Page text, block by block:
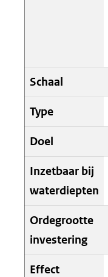
Schaal
Type
Doel
Inzetbaar bij
waterdiepten
Ordegrootte
investering
Effect